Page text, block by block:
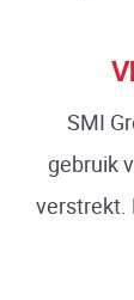
SMI
gebruik
verstrekt.